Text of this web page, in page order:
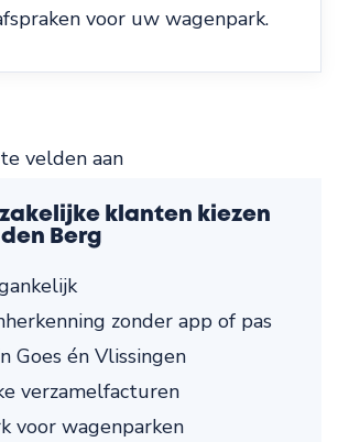
voor uw wagenpark.
velden aan
klanten kiezen
Berg
zonder app of pas
Goes én Vlissingen
verzamelfacturen
voor wagenparken